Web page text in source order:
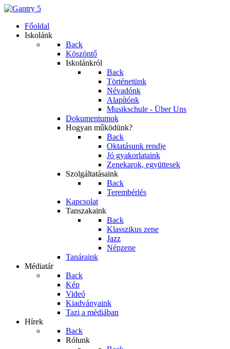
Főoldal
Iskolánk
Back
Köszöntő
Iskolánkról
Back
Történetünk
Névadónk
Alapítónk
Musikschule - Über Uns
Dokumentumok
Hogyan működünk?
Back
Oktatásunk rendje
Jó gyakorlataink
Zenekarok, együttesek
Szolgáltatásaink
Back
Terembérlés
Kapcsolat
Tanszakaink
Back
Klasszikus zene
Jazz
Népzene
Tanáraink
Médiatár
Back
Kép
Videó
Kiadványaink
Tazi a médiában
Hírek
Back
Rólunk